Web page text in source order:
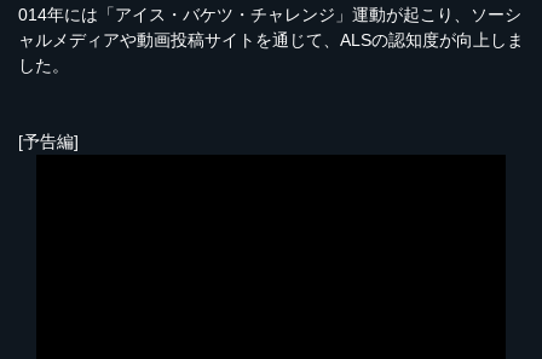
014年には「アイス・バケツ・チャレンジ」運動が起こり、ソーシ
ャルメディアや動画投稿サイトを通じて、ALSの認知度が向上しま
した。
[予告編]